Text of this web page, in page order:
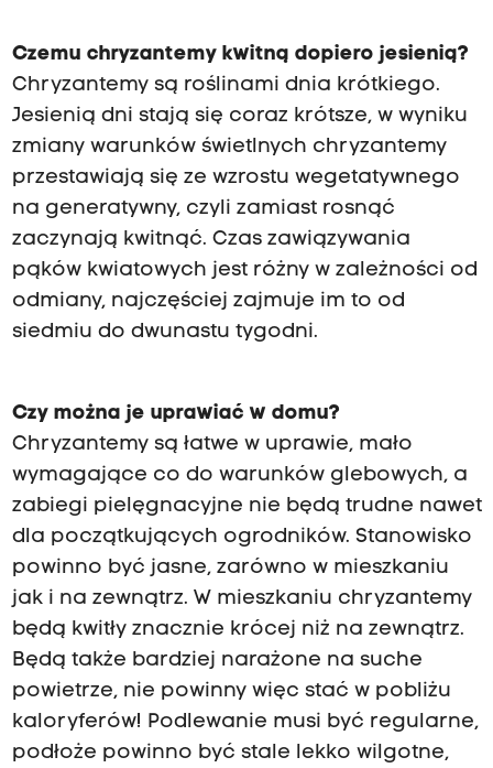
Czemu chryzantemy kwitną dopiero jesienią?
Chryzantemy są roślinami dnia krótkiego.
Jesienią dni stają się coraz krótsze, w wyniku
zmiany warunków świetlnych chryzantemy
przestawiają się ze wzrostu wegetatywnego
na generatywny, czyli zamiast rosnąć
zaczynają kwitnąć. Czas zawiązywania
pąków kwiatowych jest różny w zależności od
odmiany, najczęściej zajmuje im to od
siedmiu do dwunastu tygodni.
Czy można je uprawiać w domu?
Chryzantemy są łatwe w uprawie, mało
wymagające co do warunków glebowych, a
zabiegi pielęgnacyjne nie będą trudne nawet
dla początkujących ogrodników. Stanowisko
powinno być jasne, zarówno w mieszkaniu
jak i na zewnątrz. W mieszkaniu chryzantemy
będą kwitły znacznie krócej niż na zewnątrz.
Będą także bardziej narażone na suche
powietrze, nie powinny więc stać w pobliżu
kaloryferów! Podlewanie musi być regularne,
podłoże powinno być stale lekko wilgotne,